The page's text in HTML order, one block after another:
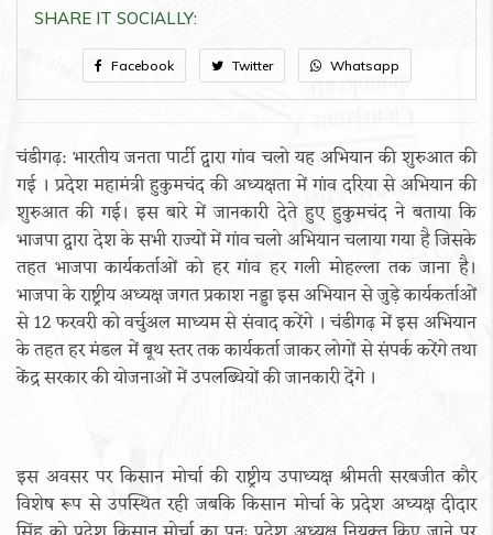
SHARE IT SOCIALLY:
Facebook Twitter Whatsapp
चंडीगढ़: भारतीय जनता पार्टी द्वारा गांव चलो यह अभियान की शुरुआत की
गई । प्रदेश महामंत्री हुकुमचंद की अध्यक्षता में गांव दरिया से अभियान की
शुरुआत की गई। इस बारे में जानकारी देते हुए हुकुमचंद ने बताया कि
भाजपा द्वारा देश के सभी राज्यों में गांव चलो अभियान चलाया गया है जिसके
तहत भाजपा कार्यकर्ताओं को हर गांव हर गली मोहल्ला तक जाना है।
भाजपा के राष्ट्रीय अध्यक्ष जगत प्रकाश नड्डा इस अभियान से जुड़े कार्यकर्ताओं
से 12 फरवरी को वर्चुअल माध्यम से संवाद करेंगे । चंडीगढ़ में इस अभियान
के तहत हर मंडल में बूथ स्तर तक कार्यकर्ता जाकर लोगों से संपर्क करेंगे तथा
केंद्र सरकार की योजनाओं में उपलब्धियों की जानकारी देंगे ।
इस अवसर पर किसान मोर्चा की राष्ट्रीय उपाध्यक्ष श्रीमती सरबजीत कौर
विशेष रूप से उपस्थित रही जबकि किसान मोर्चा के प्रदेश अध्यक्ष दीदार